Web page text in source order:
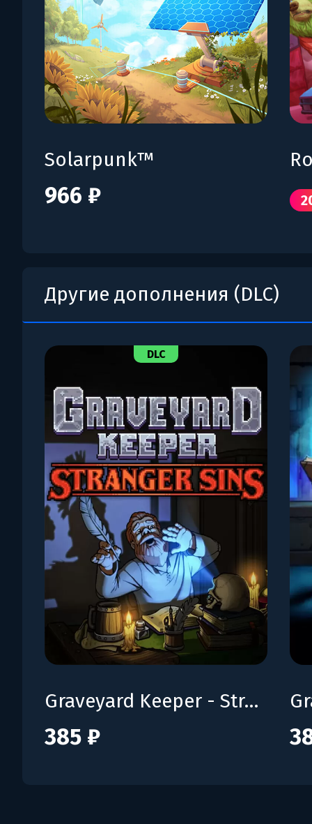
Solarpunk™
966 ₽
Другие дополнения (DLC)
DLC
Graveyard Keeper - Stranger Sins
385 ₽